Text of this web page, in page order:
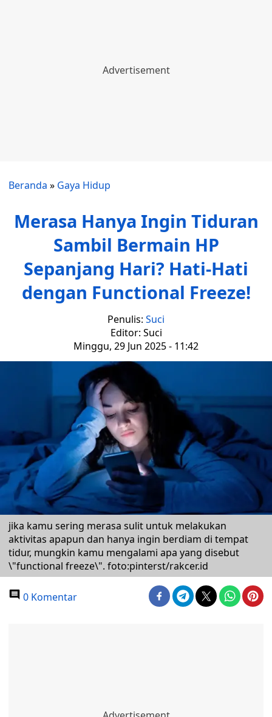
Beranda » Gaya Hidup
Merasa Hanya Ingin Tiduran
Sambil Bermain HP
Sepanjang Hari? Hati-Hati
dengan Functional Freeze!
Penulis: Suci
Editor: Suci
Minggu, 29 Jun 2025 - 11:42
jika kamu sering merasa sulit untuk melakukan
aktivitas apapun dan hanya ingin berdiam di tempat
tidur, mungkin kamu mengalami apa yang disebut
\"functional freeze\". foto:pinterst/rakcer.id
0 Komentar